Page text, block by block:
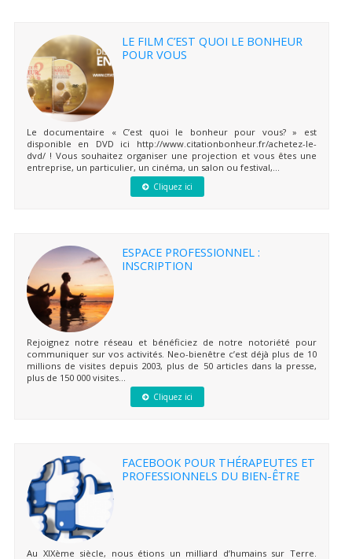
LE FILM C’EST QUOI LE BONHEUR
POUR VOUS
Le documentaire « C’est quoi le bonheur pour vous? » est
disponible en DVD ici http://www.citationbonheur.fr/achetez-le-
dvd/ ! Vous souhaitez organiser une projection et vous êtes une
entreprise, un particulier, un cinéma, un salon ou festival,...
Cliquez ici
ESPACE PROFESSIONNEL :
INSCRIPTION
Rejoignez notre réseau et bénéficiez de notre notoriété pour
communiquer sur vos activités. Neo-bienêtre c’est déjà plus de 10
millions de visites depuis 2003, plus de 50 articles dans la presse,
plus de 150 000 visites...
Cliquez ici
FACEBOOK POUR THÉRAPEUTES ET
PROFESSIONNELS DU BIEN-ÊTRE
Au XIXème siècle, nous étions un milliard d’humains sur Terre.